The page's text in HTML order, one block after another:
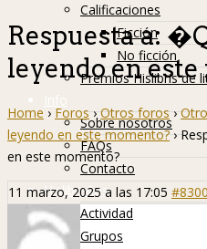
Calificaciones
Ficción
No ficción
Premios Hislibris de
Info
Sobre nosotros
FAQs
Contacto
Hislibreños
Actividad
Grupos
Respuesta a:
leyendo en
Home › Foros › Otros foros ›
leyendo en este momento? ›
en este momento?
11 marzo, 2025 a las 17:05